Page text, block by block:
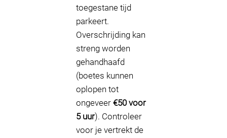
toegestane tijd
parkeert.
Overschrijding kan
streng worden
gehandhaafd
(boetes kunnen
oplopen tot
ongeveer €50 voor
5 uur). Controleer
voor je vertrekt de